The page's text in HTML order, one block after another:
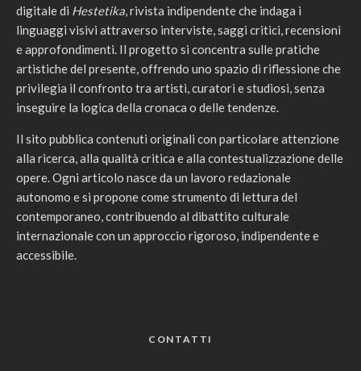
digitale di Hestetika, rivista indipendente che indaga i
linguaggi visivi attraverso interviste, saggi critici, recensioni
e approfondimenti. Il progetto si concentra sulle pratiche
artistiche del presente, offrendo uno spazio di riflessione che
privilegia il confronto tra artisti, curatori e studiosi, senza
inseguire la logica della cronaca o delle tendenze.
Il sito pubblica contenuti originali con particolare attenzione
alla ricerca, alla qualità critica e alla contestualizzazione delle
opere. Ogni articolo nasce da un lavoro redazionale
autonomo e si propone come strumento di lettura del
contemporaneo, contribuendo al dibattito culturale
internazionale con un approccio rigoroso, indipendente e
accessibile.
CONTATTI